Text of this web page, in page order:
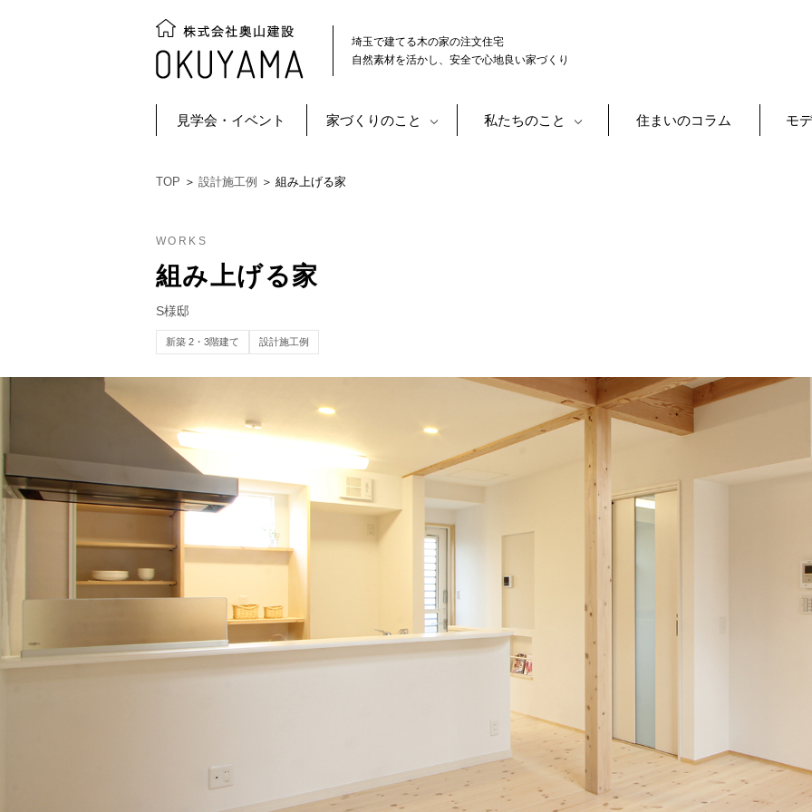
埼玉で建てる木の家の注文住宅
自然素材を活かし、安全で心地良い家づくり
見学会・イベント 家づくりのこと 私たちのこと 住まいのコラム モ
TOP ＞ 設計施工例 ＞ 組み上げる家
WORKS
組み上げる家
S様邸
新築 2・3階建て 設計施工例